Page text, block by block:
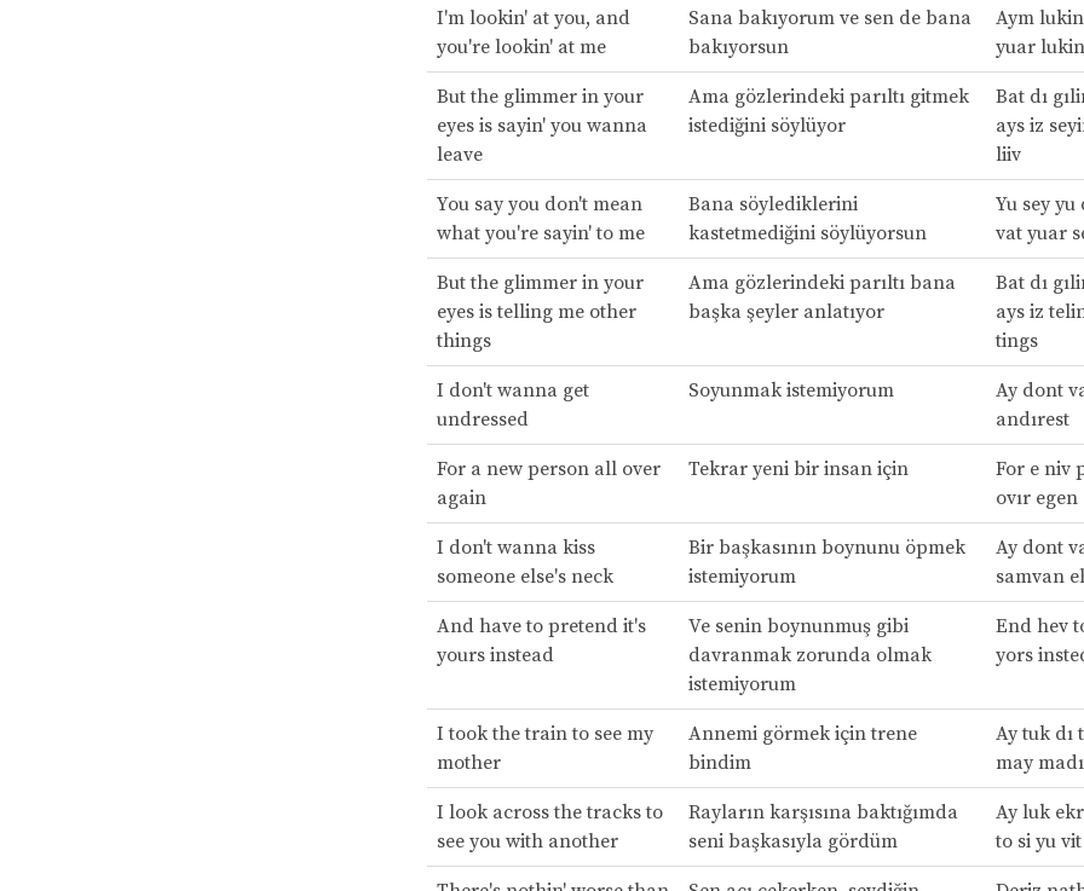
I'm lookin' at you, and
you're lookin' at me
Sana bakıyorum ve sen de bana
bakıyorsun
Aym
yuar
But the glimmer in your
eyes is sayin' you wanna
leave
Ama gözlerindeki parıltı gitmek
istediğini söylüyor
Bat dı
ays iz
liiv
You say you don't mean
what you're sayin' to me
Bana söylediklerini
kastetmediğini söylüyorsun
Yu sey
vat yuar
But the glimmer in your
eyes is telling me other
things
Ama gözlerindeki parıltı bana
başka şeyler anlatıyor
Bat dı
ays iz
tings
I don't wanna get
undressed
Soyunmak istemiyorum
Ay dont
andırest
For a new person all over
again
Tekrar yeni bir insan için
For e niv
ovır egen
I don't wanna kiss
someone else's neck
Bir başkasının boynunu öpmek
istemiyorum
Ay dont
samvan
And have to pretend it's
yours instead
Ve senin boynunmuş gibi
davranmak zorunda olmak
istemiyorum
End hev
yors
I took the train to see my
mother
Annemi görmek için trene
bindim
Ay tuk dı
may
I look across the tracks to
see you with another
Rayların karşısına baktığımda
seni başkasıyla gördüm
Ay luk
to si yu